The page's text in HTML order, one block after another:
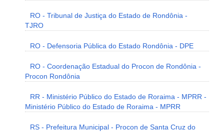
RO - Tribunal de Justiça do Estado de Rondônia -
TJRO
RO - Defensoria Pública do Estado Rondônia - DPE
RO - Coordenação Estadual do Procon de Rondônia -
Procon Rondônia
RR - Ministério Público do Estado de Roraima - MPRR -
Ministério Público do Estado de Roraima - MPRR
RS - Prefeitura Municipal - Procon de Santa Cruz do